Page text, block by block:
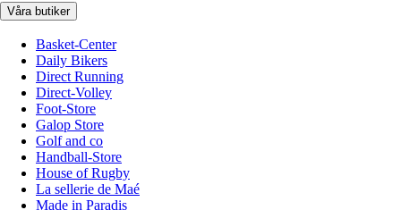
Våra butiker
Basket-Center
Daily Bikers
Direct Running
Direct-Volley
Foot-Store
Galop Store
Golf and co
Handball-Store
House of Rugby
La sellerie de Maé
Made in Paradis